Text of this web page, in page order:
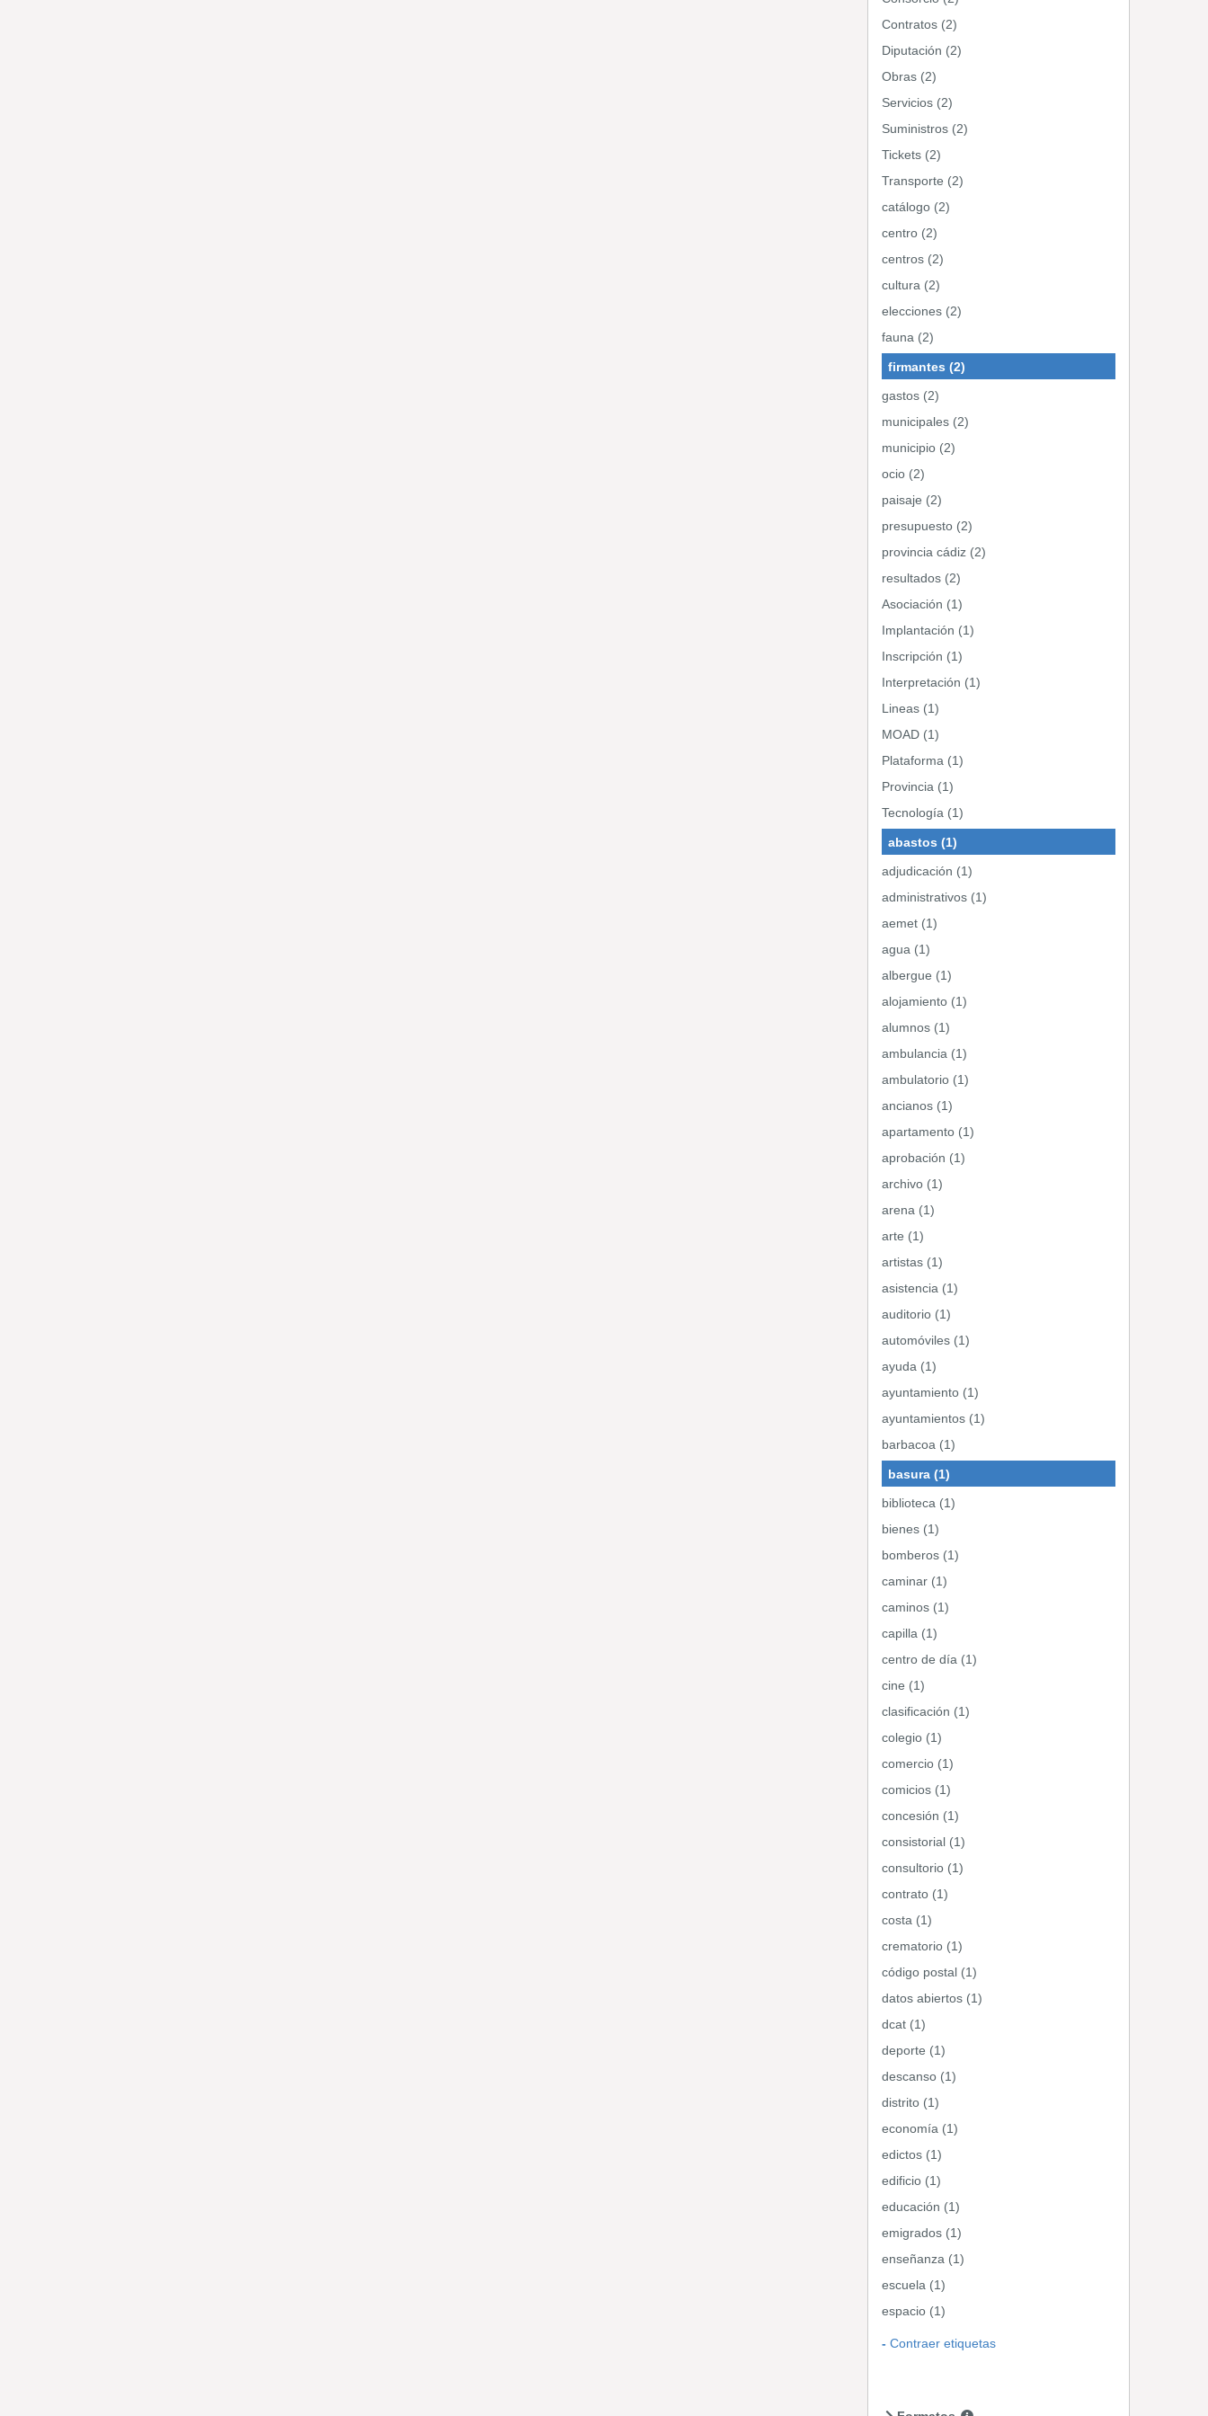
Contratos (2)
Diputación (2)
Obras (2)
Servicios (2)
Suministros (2)
Tickets (2)
Transporte (2)
catálogo (2)
centro (2)
centros (2)
cultura (2)
elecciones (2)
fauna (2)
firmantes (2)
gastos (2)
municipales (2)
municipio (2)
ocio (2)
paisaje (2)
presupuesto (2)
provincia cádiz (2)
resultados (2)
Asociación (1)
Implantación (1)
Inscripción (1)
Interpretación (1)
Lineas (1)
MOAD (1)
Plataforma (1)
Provincia (1)
Tecnología (1)
abastos (1)
adjudicación (1)
administrativos (1)
aemet (1)
agua (1)
albergue (1)
alojamiento (1)
alumnos (1)
ambulancia (1)
ambulatorio (1)
ancianos (1)
apartamento (1)
aprobación (1)
archivo (1)
arena (1)
arte (1)
artistas (1)
asistencia (1)
auditorio (1)
automóviles (1)
ayuda (1)
ayuntamiento (1)
ayuntamientos (1)
barbacoa (1)
basura (1)
biblioteca (1)
bienes (1)
bomberos (1)
caminar (1)
caminos (1)
capilla (1)
centro de día (1)
cine (1)
clasificación (1)
colegio (1)
comercio (1)
comicios (1)
concesión (1)
consistorial (1)
consultorio (1)
contrato (1)
costa (1)
crematorio (1)
código postal (1)
datos abiertos (1)
dcat (1)
deporte (1)
descanso (1)
distrito (1)
economía (1)
edictos (1)
edificio (1)
educación (1)
emigrados (1)
enseñanza (1)
escuela (1)
espacio (1)
Contraer etiquetas